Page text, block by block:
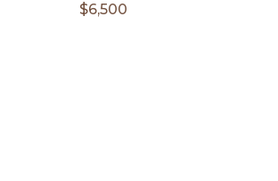
$6,500